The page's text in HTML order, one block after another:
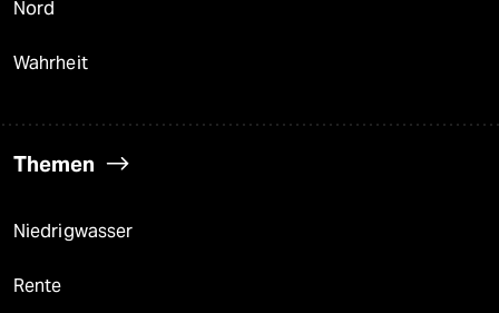
Nord
Wahrheit
Themen
Niedrigwasser
Rente